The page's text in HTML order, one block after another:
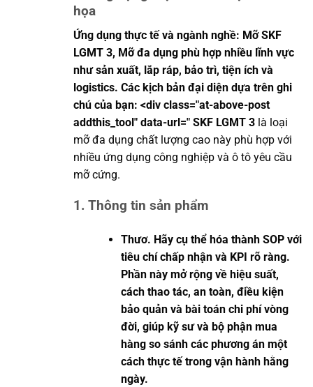
họa
Ứng dụng thực tế và ngành nghề: Mỡ SKF
LGMT 3, Mỡ đa dụng phù hợp nhiều lĩnh vực
như sản xuất, lắp ráp, bảo trì, tiện ích và
logistics. Các kịch bản đại diện dựa trên ghi
chú của bạn: <div class="at-above-post
addthis_tool" data-url=" SKF LGMT 3là loại
mỡ đa dụng chất lượng cao này phù hợp với
nhiều ứng dụng công nghiệp và ô tô yêu cầu
mỡ cứng.
1. Thông tin sản phẩm
Thươ. Hãy cụ thể hóa thành SOP với
tiêu chí chấp nhận và KPI rõ ràng.
Phần này mở rộng về hiệu suất,
cách thao tác, an toàn, điều kiện
bảo quản và bài toán chi phí vòng
đời, giúp kỹ sư và bộ phận mua
hàng so sánh các phương án một
cách thực tế trong vận hành hằng
ngày.